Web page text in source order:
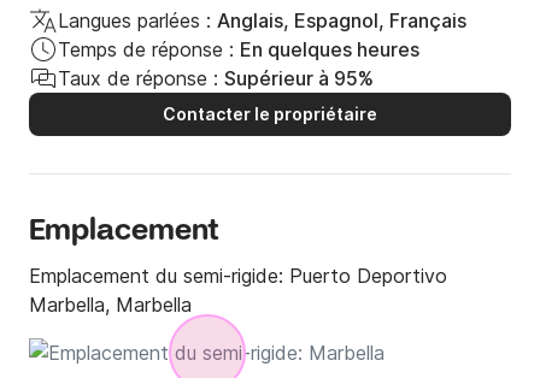
Langues parlées : Anglais, Espagnol, Français
Temps de réponse : En quelques heures
Taux de réponse : Supérieur à 95%
Contacter le propriétaire
Emplacement
Emplacement du semi-rigide: Puerto Deportivo
Marbella, Marbella